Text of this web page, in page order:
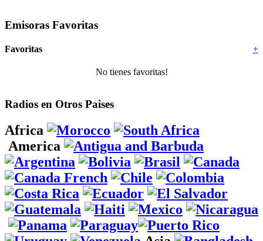
Emisoras Favoritas
+
Favoritas
No tienes favoritas!
Radios en Otros Paises
Africa
America